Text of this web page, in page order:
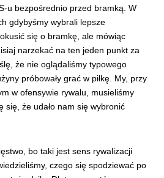
u bezpośrednio przed bramką. W
gdybyśmy wybrali lepsze
się o bramkę, ale mówiąc
narzekać na ten jeden punkt za
że nie oglądaliśmy typowego
próbowały grać w piłkę. My, przy
w ofensywie rywalu, musieliśmy
się, że udało nam się wybronić
bo taki jest sens rywalizacji
czego się spodziewać po